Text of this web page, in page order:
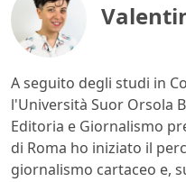
A seguito degli studi in
l'Università Suor Orsola
Editoria e Giornalismo
di Roma ho iniziato il
giornalismo cartaceo e,